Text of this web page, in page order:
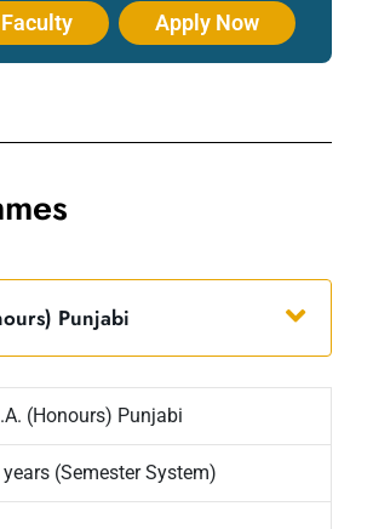
Faculty Apply Now
Punjabi
(Honours) Punjabi
(Semester System)